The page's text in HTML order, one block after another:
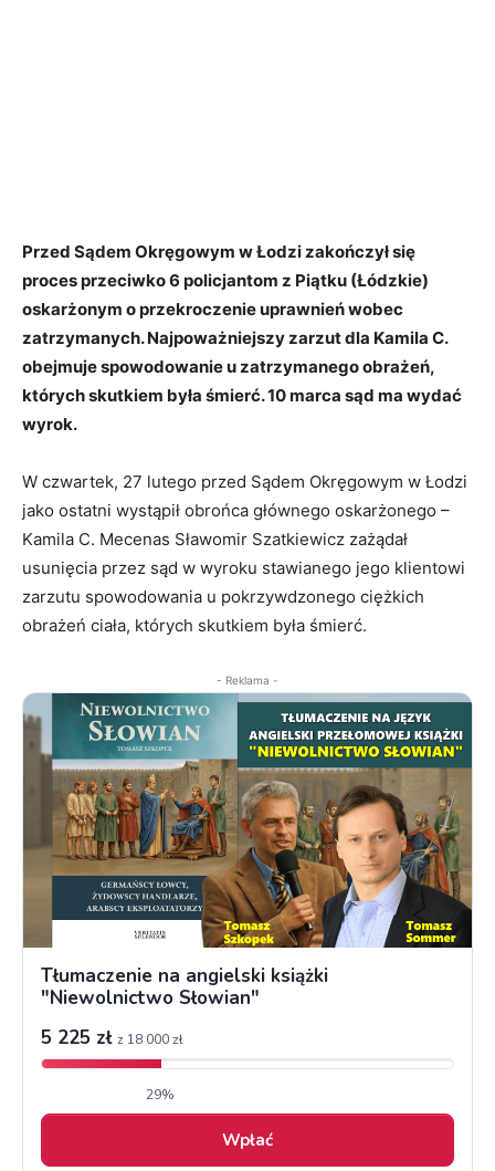
Przed Sądem Okręgowym w Łodzi zakończył się
proces przeciwko 6 policjantom z Piątku (Łódzkie)
oskarżonym o przekroczenie uprawnień wobec
zatrzymanych. Najpoważniejszy zarzut dla Kamila C.
obejmuje spowodowanie u zatrzymanego obrażeń,
których skutkiem była śmierć. 10 marca sąd ma wydać
wyrok.
W czwartek, 27 lutego przed Sądem Okręgowym w Łodzi
jako ostatni wystąpił obrońca głównego oskarżonego –
Kamila C. Mecenas Sławomir Szatkiewicz zażądał
usunięcia przez sąd w wyroku stawianego jego klientowi
zarzutu spowodowania u pokrzywdzonego ciężkich
obrażeń ciała, których skutkiem była śmierć.
- Reklama -